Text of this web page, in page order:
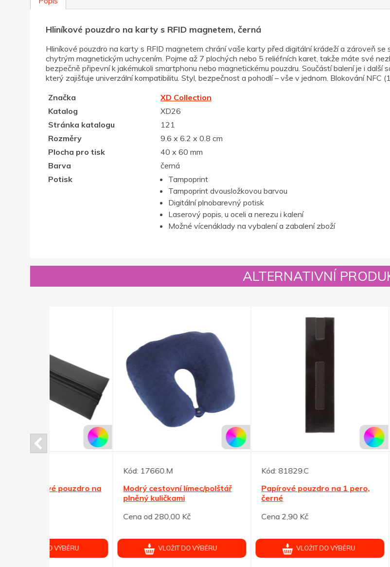
Hliníkové pouzdro na karty s RFID magnetem, černá
Hliníkové pouzdro na karty s RFID magnetem chrání vaše karty před digitální krádeží a zároveň
chytrým magnetickým uchycením. Pojme až 7 plochých nebo 5 reliéfních karet, takže máte své
bezpečně připevní k jakémukoli smartphonu nebo magnetickému pouzdru. Součástí balení je i
který zajišťuje univerzální kompatibilitu. Styl, bezpečnost a pohodlí – vše v jednom. Blokování NFC
Značka
XD Collection
Katalog
XD26
Stránka katalogu
121
Rozměry
9.6 x 6.2 x 0.8 cm
Plocha pro tisk
40 x 60 mm
Barva
černá
Potisk
Tampoprint
Tampoprint dvousložkovou barvou
Digitální plnobarevný potisk
Laserový popis, u oceli a nerezu i kalení
Možné vícenáklady na vybalení a zabalení zboží
ALTERNATIVNÍ
Modrý cestovní límec/polštář
Cena od 280,00 Kč
VLOŽIT DO VÝBĚRU
Papírové pouzdro na 1 pero,
VLOŽIT DO VÝBĚRU
Černá